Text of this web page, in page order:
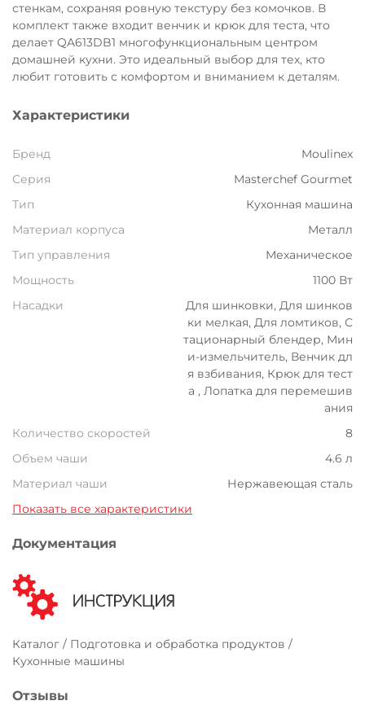
стенкам, сохраняя ровную текстуру без комочков. В
комплект также входит венчик и крюк для теста, что
делает QA613DB1 многофункциональным центром
домашней кухни. Это идеальный выбор для тех, кто
любит готовить с комфортом и вниманием к деталям.
Характеристики
Бренд
Moulinex
Серия
Masterchef Gourmet
Тип
Кухонная машина
Материал корпуса
Металл
Тип управления
Механическое
Мощность
1100 Вт
Насадки
Для шинковки, Для шинков
ки мелкая, Для ломтиков, С
тационарный блендер, Мин
и-измельчитель, Венчик дл
я взбивания, Крюк для тест
а , Лопатка для перемешив
ания
Количество скоростей
8
Объем чаши
4.6 л
Материал чаши
Нержавеющая сталь
Показать все характеристики
Документация
Каталог / Подготовка и обработка продуктов /
Кухонные машины
Отзывы
раз в 2 недели